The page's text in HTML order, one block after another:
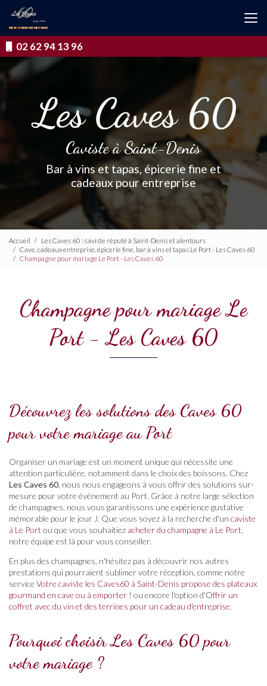
contenu
principal
02 62 94 13 96
Caviste à Saint-Denis
Bar à vins et tapas, épicerie fine et
cadeaux pour entreprise
Accueil
Les Caves 60 : caviste réputé à Saint-Denis et alentours
Cave, cadeaux entreprise, épicerie fine, bar à vins et tapas Le Port - Les Caves 60
Champagne pour mariage Le Port - Les Caves 60
Champagne pour mariage Le
Port - Les Caves 60
Découvrez les solutions des Caves 60
pour votre mariage au Port
Organiser un mariage est un moment unique qui nécessite une
attention particulière, notamment dans le choix des boissons. Chez
Les Caves 60 , nous nous engageons à vous offrir des solutions sur-
mesure pour votre événement au Port. Grâce à notre large sélection
de champagnes, nous vous garantissons une expérience gustative
mémorable pour le jour J. Que vous soyez à la recherche d'un caviste
à Le Port ou que vous souhaitiez acheter du champagne à Le Port
notre équipe est là pour vous conseiller.
En plus des champagnes, n'hésitez pas à découvrir nos autres
prestations qui pourraient sublimer votre réception, comme notre
service Votre caviste les Caves60 à Saint-Denis propose des plateaux
gourmand en cave ou à emporter ! ou encore l'option d'Offrir un
coffret avec du vin et des terrines pour un cadeau d'entreprise.
Pourquoi choisir Les Caves 60 pour
votre mariage ?